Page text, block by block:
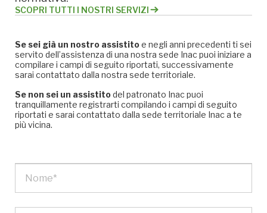
SCOPRI TUTTI I NOSTRI SERVIZI
Se sei già un nostro assistitoe negli anni precedenti ti sei
servito dell’assistenza di una nostra sede Inac puoi iniziare a
compilare i campi di seguito riportati, successivamente
sarai contattato dalla nostra sede territoriale.
Se non sei un assistitodel patronato Inac puoi
tranquillamente registrarti compilando i campi di seguito
riportati e sarai contattato dalla sede territoriale Inac a te
più vicina.